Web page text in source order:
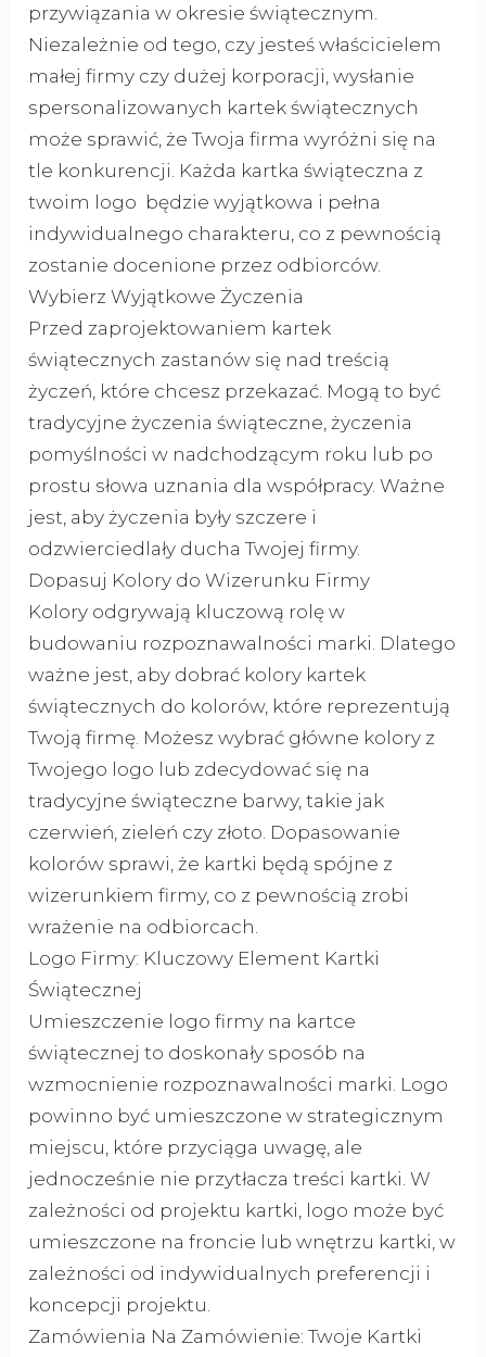
przywiązania w okresie świątecznym.
Niezależnie od tego, czy jesteś właścicielem
małej firmy czy dużej korporacji, wysłanie
spersonalizowanych kartek świątecznych
może sprawić, że Twoja firma wyróżni się na
tle konkurencji. Każda kartka świąteczna z
twoim logo będzie wyjątkowa i pełna
indywidualnego charakteru, co z pewnością
zostanie docenione przez odbiorców.
Wybierz Wyjątkowe Życzenia
Przed zaprojektowaniem kartek
świątecznych zastanów się nad treścią
życzeń, które chcesz przekazać. Mogą to być
tradycyjne życzenia świąteczne, życzenia
pomyślności w nadchodzącym roku lub po
prostu słowa uznania dla współpracy. Ważne
jest, aby życzenia były szczere i
odzwierciedlały ducha Twojej firmy.
Dopasuj Kolory do Wizerunku Firmy
Kolory odgrywają kluczową rolę w
budowaniu rozpoznawalności marki. Dlatego
ważne jest, aby dobrać kolory kartek
świątecznych do kolorów, które reprezentują
Twoją firmę. Możesz wybrać główne kolory z
Twojego logo lub zdecydować się na
tradycyjne świąteczne barwy, takie jak
czerwień, zieleń czy złoto. Dopasowanie
kolorów sprawi, że kartki będą spójne z
wizerunkiem firmy, co z pewnością zrobi
wrażenie na odbiorcach.
Logo Firmy: Kluczowy Element Kartki
Świątecznej
Umieszczenie logo firmy na kartce
świątecznej to doskonały sposób na
wzmocnienie rozpoznawalności marki. Logo
powinno być umieszczone w strategicznym
miejscu, które przyciąga uwagę, ale
jednocześnie nie przytłacza treści kartki. W
zależności od projektu kartki, logo może być
umieszczone na froncie lub wnętrzu kartki, w
zależności od indywidualnych preferencji i
koncepcji projektu.
Zamówienia Na Zamówienie: Twoje Kartki